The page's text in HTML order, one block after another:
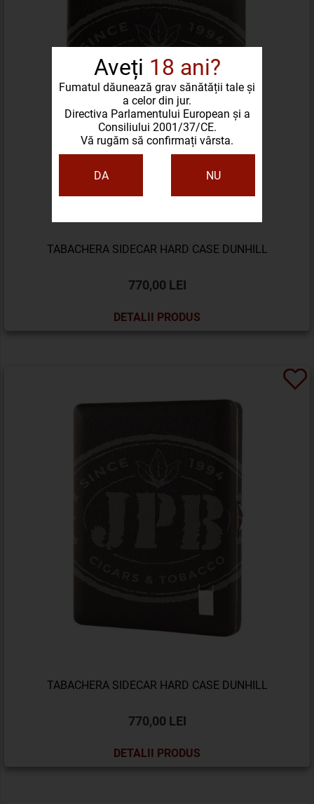
Aveți 18 ani?
Fumatul dăunează grav sănătății tale și
a celor din jur.
Directiva Parlamentului European și a
Consiliului 2001/37/CE.
Vă rugăm să confirmați vârsta.
DA NU
TABACHERA SIDECAR HARD CASE DUNHILL
770,00 LEI
DETALII PRODUS
TABACHERA SIDECAR HARD CASE DUNHILL
770,00 LEI
DETALII PRODUS